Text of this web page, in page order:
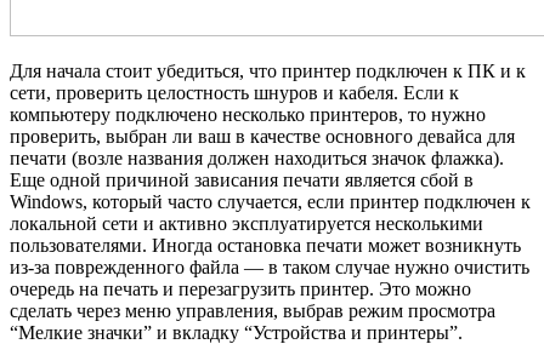
Для начала стоит убедиться, что принтер подключен к ПК и к
сети, проверить целостность шнуров и кабеля. Если к
компьютеру подключено несколько принтеров, то нужно
проверить, выбран ли ваш в качестве основного девайса для
печати (возле названия должен находиться значок флажка).
Еще одной причиной зависания печати является сбой в
Windows, который часто случается, если принтер подключен к
локальной сети и активно эксплуатируется несколькими
пользователями. Иногда остановка печати может возникнуть
из-за поврежденного файла — в таком случае нужно очистить
очередь на печать и перезагрузить принтер. Это можно
сделать через меню управления, выбрав режим просмотра
“Мелкие значки” и вкладку “Устройства и принтеры”.